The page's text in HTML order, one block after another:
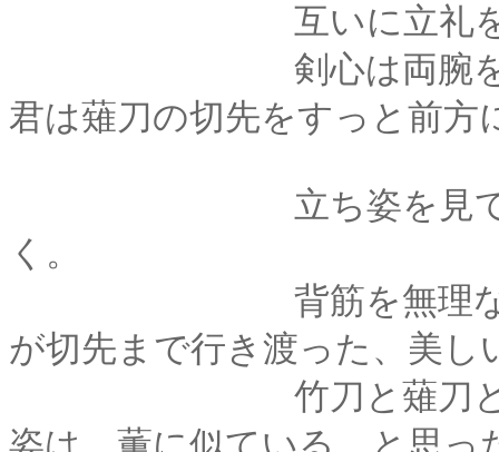
互いに立礼をし
剣心は両腕を下に垂
君は薙刀の切先をすっと前方
立ち姿を見て剣心は
く。
背筋を無理なく伸ば
が切先まで行き渡った、美し
竹刀と薙刀という